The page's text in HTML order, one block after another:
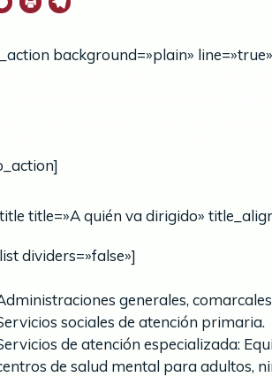
background=»plain»
title=»A quién va dirigido»
dividers=»false»]
generales,
sociales de atención primaria.
de atención especializada:
de salud mental para adultos,